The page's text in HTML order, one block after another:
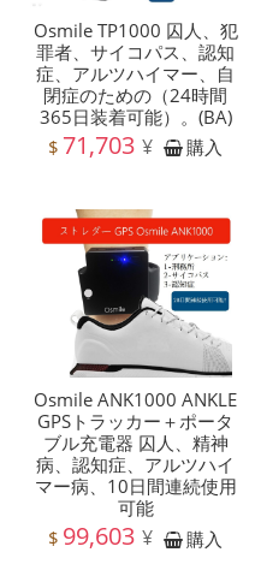
Osmile TP1000 囚人、犯
罪者、サイコパス、認知
症、アルツハイマー、自
閉症のための（24時間
365日装着可能）。(BA)
$ 71,703 ¥ 購入
Osmile ANK1000 ANKLE
GPSトラッカー＋ポータ
ブル充電器 囚人、精神
病、認知症、アルツハイ
マー病、10日間連続使用
可能
$ 99,603 ¥ 購入